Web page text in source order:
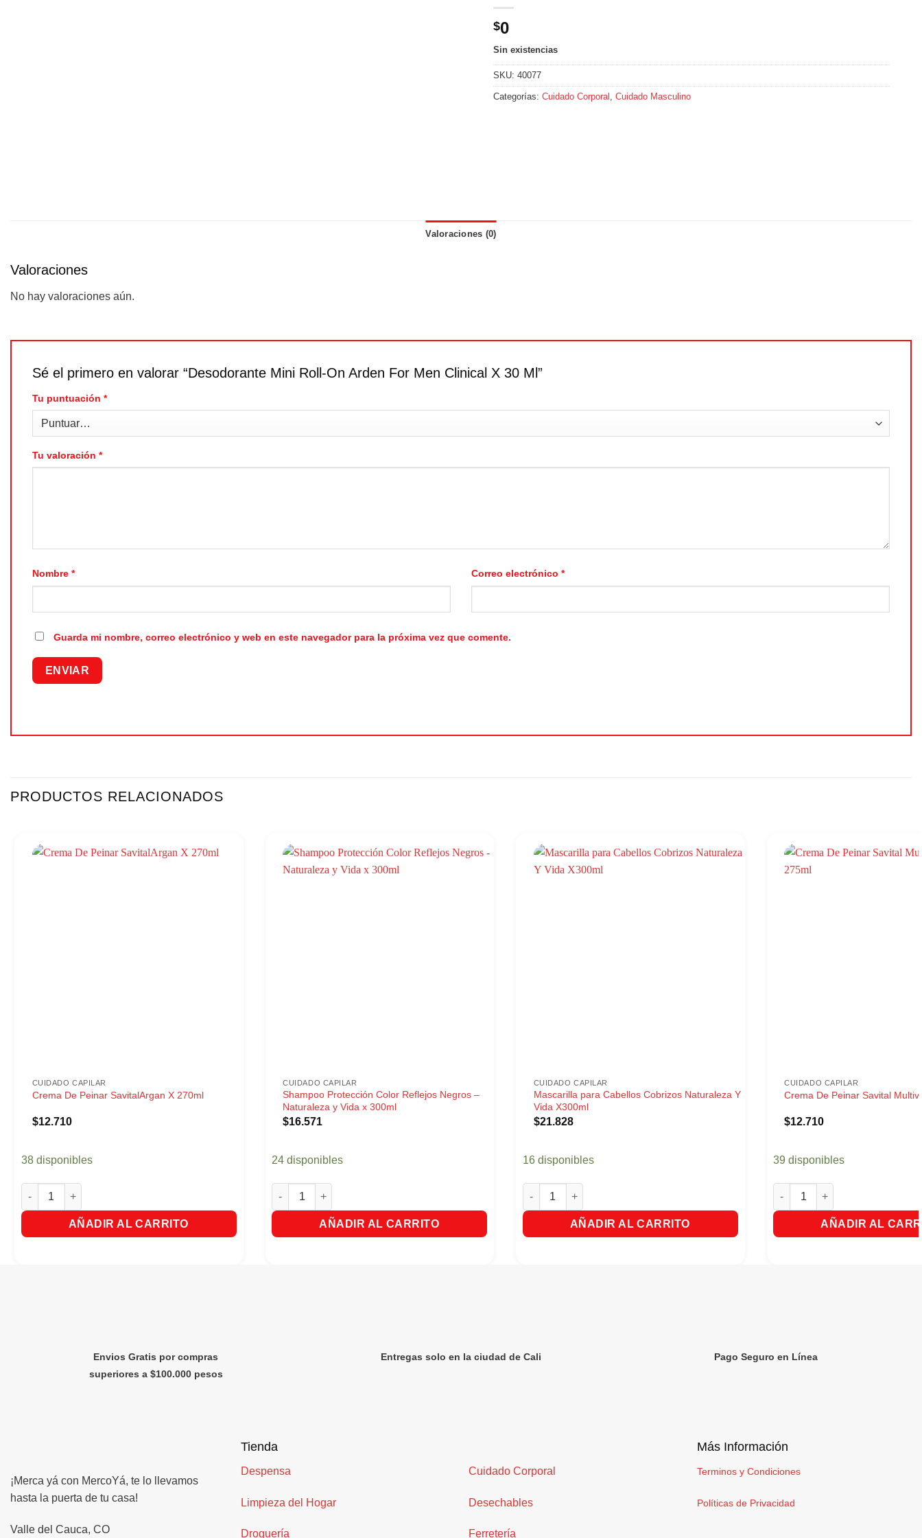
$0
Sin existencias
SKU:40077
Categorías:Cuidado Corporal ,Cuidado Masculino
Valoraciones (0)
Valoraciones
No hay valoraciones aún.
Sé el primero en valorar “Desodorante Mini Roll-On Arden For Men Clinical X 30 Ml”
Tu puntuación *
Tu valoración *
Nombre * Correo electrónico *
Guarda mi nombre, correo electrónico y web en este navegador para la próxima vez que comente.
PRODUCTOS RELACIONADOS
CUIDADO CAPILAR
Crema De Peinar SavitalArgan X 270ml
$12.710
38 disponibles
Crema De Peinar SavitalArgan X 270ml cantidad
AÑADIR AL CARRITO
CUIDADO CAPILAR
Shampoo Protección Color Reflejos Negros –
Naturaleza y Vida x 300ml
$16.571
24 disponibles
Shampoo Protección Color Reflejos Negros - Naturaleza y Vida x 300ml cantidad
AÑADIR AL CARRITO
CUIDADO CAPILAR
Mascarilla para Cabellos Cobrizos Naturaleza Y
Vida X300ml
$21.828
16 disponibles
Mascarilla para Cabellos Cobrizos Naturaleza Y Vida X300ml cantidad
AÑADIR AL CARRITO
CUIDADO CAPILAR
Crema De Peinar Savital
$12.710
39 disponibles
Crema De Peinar Savital
AÑADIR AL
Envios Gratis por compras
superiores a $100.000 pesos
Entregas solo en la ciudad de Cali Pago Seguro en Línea
¡Merca yá con MercoYá, te lo llevamos
hasta la puerta de tu casa!
Valle del Cauca, CO
Tienda
Despensa
Limpieza del Hogar
Droguería
Cuidado Corporal
Desechables
Ferretería
Más Información
Terminos y Condiciones
Políticas de Privacidad